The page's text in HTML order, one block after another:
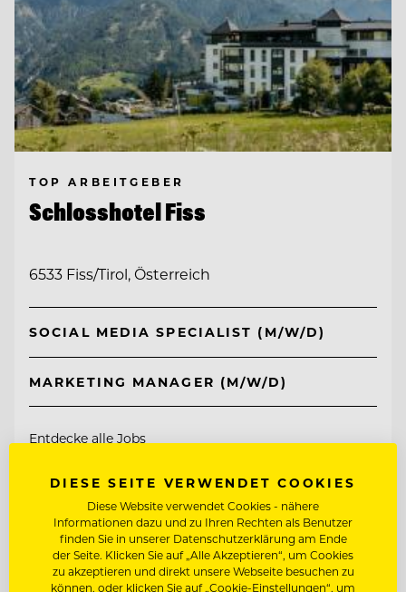
TOP ARBEITGEBER
Schlosshotel Fiss
6533 Fiss/Tirol, Österreich
SOCIAL MEDIA SPECIALIST (M/W/D)
MARKETING MANAGER (M/W/D)
Entdecke alle Jobs
DIESE SEITE VERWENDET COOKIES
Diese Website verwendet Cookies - nähere
Informationen dazu und zu Ihren Rechten als Benutzer
finden Sie in unserer Datenschutzerklärung am Ende
der Seite. Klicken Sie auf „Alle Akzeptieren“, um Cookies
zu akzeptieren und direkt unsere Webseite besuchen zu
können, oder klicken Sie auf „Cookie-Einstellungen“, um